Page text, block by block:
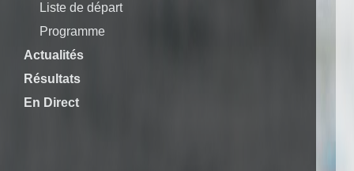
Liste de départ
Programme
Actualités
Résultats
En Direct